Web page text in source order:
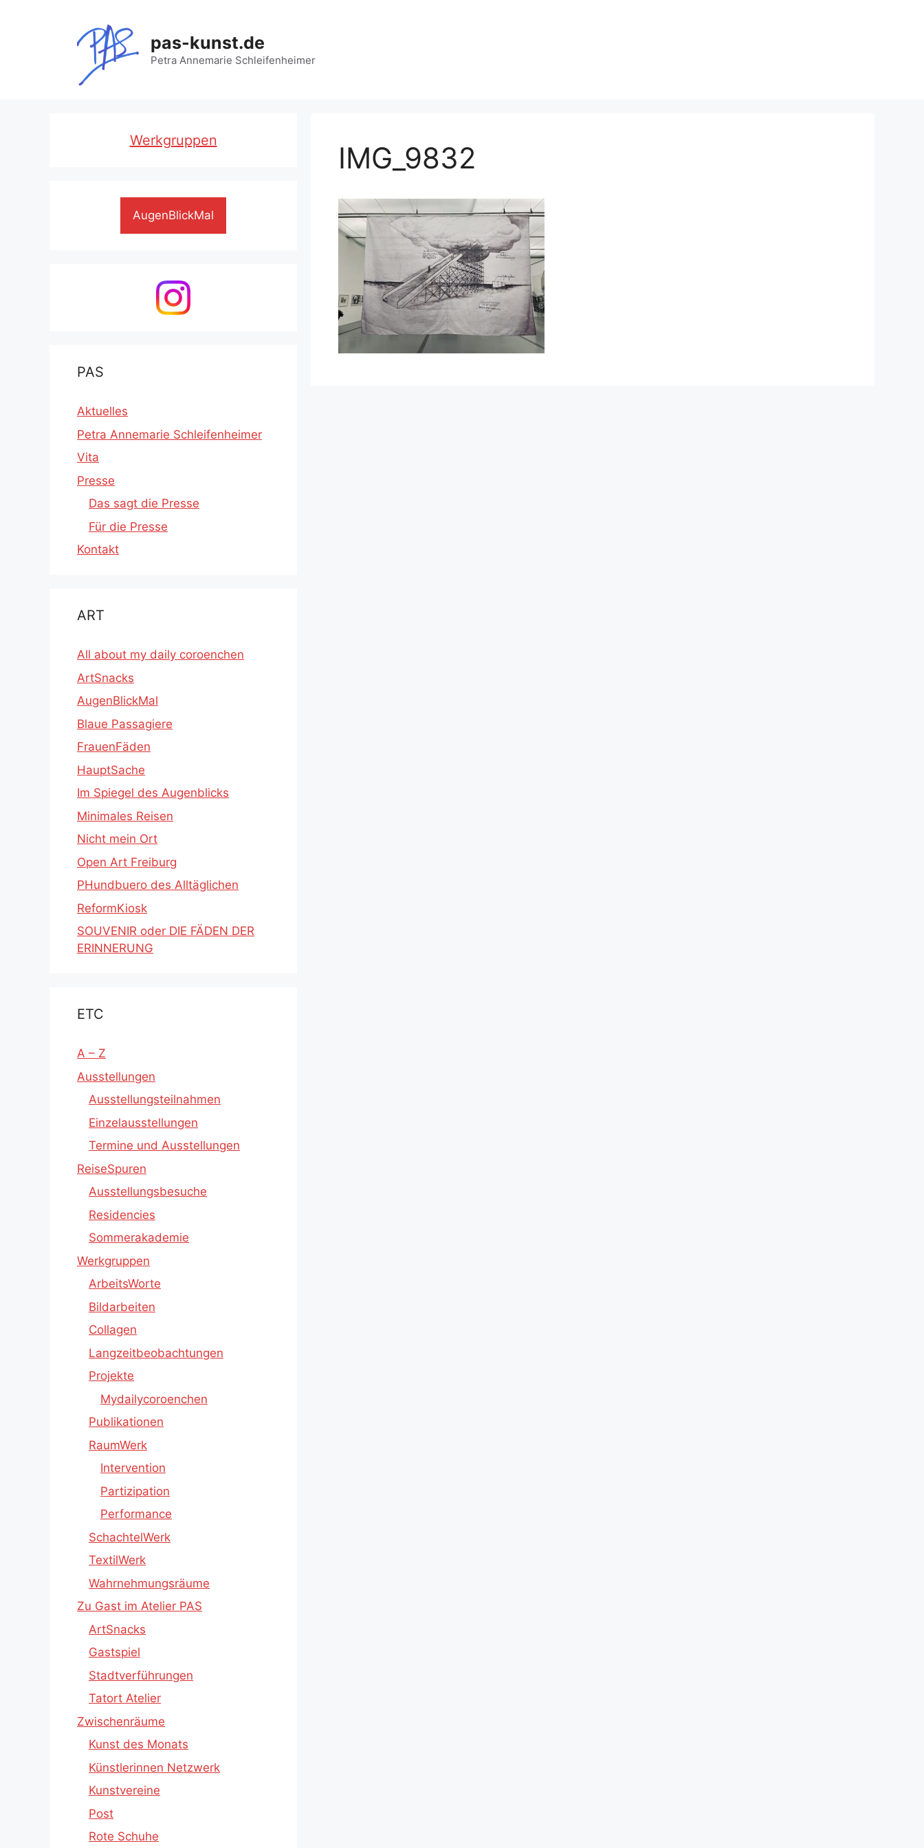
pas-kunst.de
Petra Annemarie Schleifenheimer
IMG_9832
Werkgruppen
AugenBlickMal
PAS
Aktuelles
Petra Annemarie Schleifenheimer
Vita
Presse
Das sagt die Presse
Für die Presse
Kontakt
ART
All about my daily coroenchen
ArtSnacks
AugenBlickMal
Blaue Passagiere
FrauenFäden
HauptSache
Im Spiegel des Augenblicks
Minimales Reisen
Nicht mein Ort
Open Art Freiburg
PHundbuero des Alltäglichen
ReformKiosk
SOUVENIR oder DIE FÄDEN DER
ERINNERUNG
ETC
A – Z
Ausstellungen
Ausstellungsteilnahmen
Einzelausstellungen
Termine und Ausstellungen
ReiseSpuren
Ausstellungsbesuche
Residencies
Sommerakademie
Werkgruppen
ArbeitsWorte
Bildarbeiten
Collagen
Langzeitbeobachtungen
Projekte
Mydailycoroenchen
Publikationen
RaumWerk
Intervention
Partizipation
Performance
SchachtelWerk
TextilWerk
Wahrnehmungsräume
Zu Gast im Atelier PAS
ArtSnacks
Gastspiel
Stadtverführungen
Tatort Atelier
Zwischenräume
Kunst des Monats
Künstlerinnen Netzwerk
Kunstvereine
Post
Rote Schuhe